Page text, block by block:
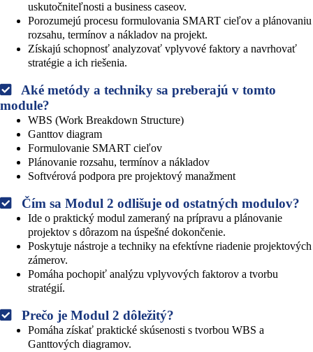
uskutočniteľnosti a business caseov.
Porozumejú procesu formulovania SMART cieľov a plánovaniu
rozsahu, termínov a nákladov na projekt.
Získajú schopnosť analyzovať vplyvové faktory a navrhovať
stratégie a ich riešenia.
Aké metódy a techniky sa preberajú v tomto
module?
WBS (Work Breakdown Structure)
Ganttov diagram
Formulovanie SMART cieľov
Plánovanie rozsahu, termínov a nákladov
Softvérová podpora pre projektový manažment
Čím sa Modul 2 odlišuje od ostatných modulov?
Ide o praktický modul zameraný na prípravu a plánovanie
projektov s dôrazom na úspešné dokončenie.
Poskytuje nástroje a techniky na efektívne riadenie projektových
zámerov.
Pomáha pochopiť analýzu vplyvových faktorov a tvorbu
stratégií.
Prečo je Modul 2 dôležitý?
Pomáha získať praktické skúsenosti s tvorbou WBS a
Ganttových diagramov.